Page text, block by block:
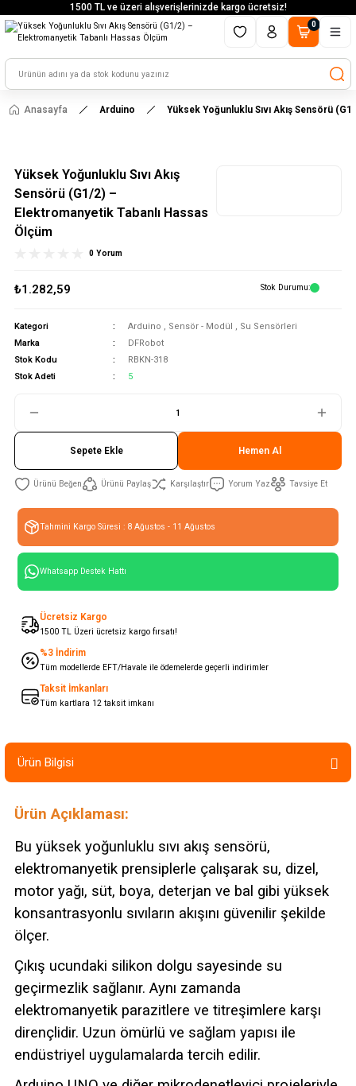
1500 TL ve üzeri alışverişlerinizde kargo ücretsiz!
0
Anasayfa Arduino Yüksek Yoğunluklu Sıvı Akış Sensörü
Yüksek Yoğunluklu Sıvı Akış
Sensörü (G1/2) –
Elektromanyetik Tabanlı Hassas
Ölçüm
0 Yorum
₺1.282,59 Stok Durumu
Kategori Arduino , Sensör - Modül , Su Sensörleri
Marka
DFRobot
Stok Kodu
RBKN-318
Stok Adeti
5
Sepete Ekle Hemen Al
Ürünü Paylaş Karşılaştır Yorum Yaz Tavsiye Et
Tahmini Kargo Süresi : 8 Ağustos - 11 Ağustos
Whatsapp Destek Hattı
Ücretsiz Kargo
1500 TL Üzeri ücretsiz kargo fırsatı!
%3 İndirim
Tüm modellerde EFT/Havale ile ödemelerde geçerli indirimler
Taksit İmkanları
Tüm kartlara 12 taksit imkanı
Ürün Bilgisi
Ürün Açıklaması:
Bu yüksek yoğunluklu sıvı akış sensörü,
elektromanyetik prensiplerle çalışarak su, dizel,
motor yağı, süt, boya, deterjan ve bal gibi yüksek
konsantrasyonlu sıvıların akışını güvenilir şekilde
ölçer.
Çıkış ucundaki silikon dolgu sayesinde su
geçirmezlik sağlanır. Aynı zamanda
elektromanyetik parazitlere ve titreşimlere karşı
dirençlidir. Uzun ömürlü ve sağlam yapısı ile
endüstriyel uygulamalarda tercih edilir.